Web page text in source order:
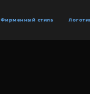
Фирменный стиль